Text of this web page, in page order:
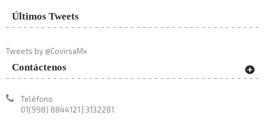
Últimos Tweets
Tweets by @CovirsaMx
Contáctenos
Teléfono
01(998) 8844121 | 3132281